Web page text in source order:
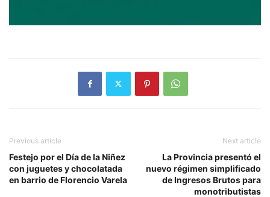
Previous article
Festejo por el Día de la Niñez
con juguetes y chocolatada
en barrio de Florencio Varela
Next article
La Provincia presentó el
nuevo régimen simplificado
de Ingresos Brutos para
monotributistas